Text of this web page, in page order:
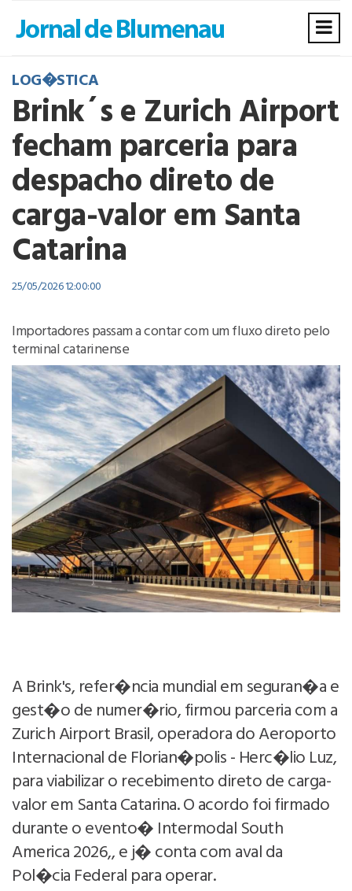
LOG�STICA
Brink´s e Zurich Airport
fecham parceria para
despacho direto de
carga-valor em Santa
Catarina
25/05/2026 12:00:00
Importadores passam a contar com um fluxo direto pelo
terminal catarinense
A Brink's, refer�ncia mundial em seguran�a e
gest�o de numer�rio, firmou parceria com a
Zurich Airport Brasil, operadora do Aeroporto
Internacional de Florian�polis - Herc�lio Luz,
para viabilizar o recebimento direto de carga-
valor em Santa Catarina. O acordo foi firmado
durante o evento� Intermodal South
America 2026,, e j� conta com aval da
Pol�cia Federal para operar.